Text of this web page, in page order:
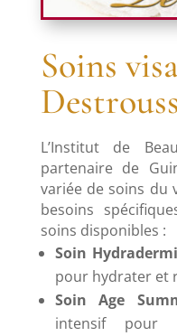
Soins
L’Institut de
partenaire de
variée de soins du
besoins
soins disponibles :
Soin
pour hydrater et
Soin Age
intensif pour